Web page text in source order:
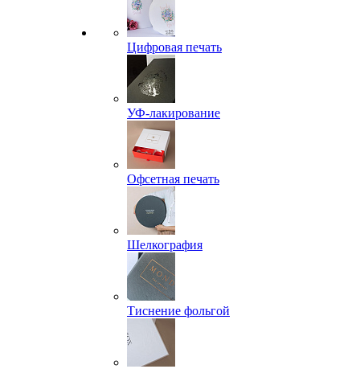
Цифровая печать
УФ-лакирование
Офсетная печать
Шелкография
Тиснение фольгой